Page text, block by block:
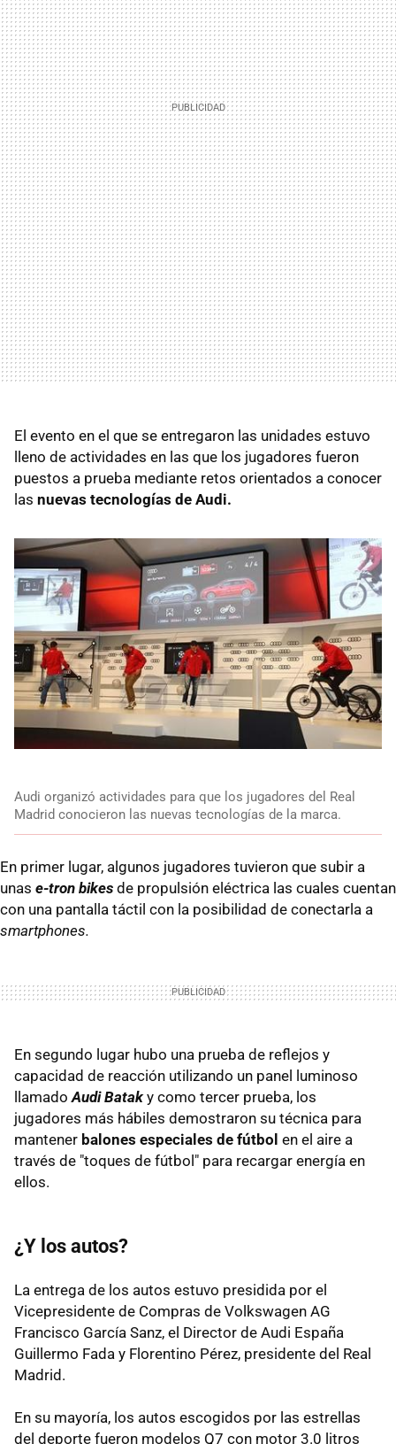
El evento en el que se entregaron las unidades estuvo
lleno de actividades en las que los jugadores fueron
puestos a prueba mediante retos orientados a conocer
las nuevas tecnologías de Audi.
Audi organizó actividades para que los jugadores del Real
Madrid conocieron las nuevas tecnologías de la marca.
En primer lugar, algunos jugadores tuvieron que subir a
unas e-tron bikes de propulsión eléctrica las cuales cuentan
con una pantalla táctil con la posibilidad de conectarla a
smartphones.
En segundo lugar hubo una prueba de reflejos y
capacidad de reacción utilizando un panel luminoso
llamadoAudi Bataky como tercer prueba, los
jugadores más hábiles demostraron su técnica para
mantener balones especiales de fútbol en el aire a
través de "toques de fútbol" para recargar energía en
ellos.
¿Y los autos?
La entrega de los autos estuvo presidida por el
Vicepresidente de Compras de Volkswagen AG
Francisco García Sanz, el Director de Audi España
Guillermo Fada y Florentino Pérez, presidente del Real
Madrid.
En su mayoría, los autos escogidos por las estrellas
del deporte fueron modelos Q7 con motor 3.0 litros